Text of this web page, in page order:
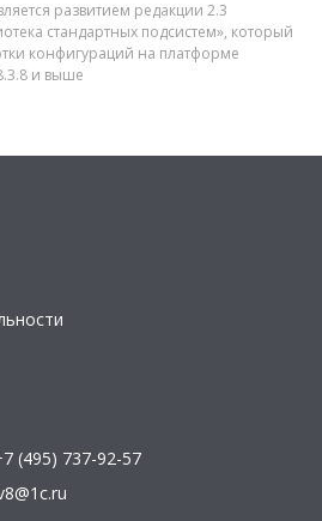
развитием редакции 2.3
стандартных подсистем», который
конфигураций на платформе
и выше
(495) 737-92-57